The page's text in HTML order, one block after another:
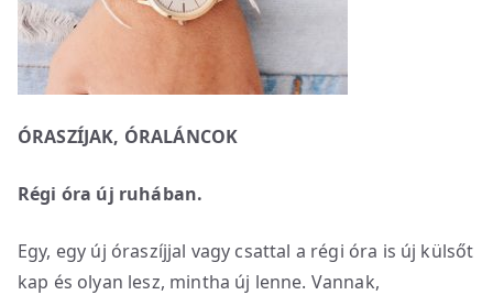
ÓRASZÍJAK, ÓRALÁNCOK
Régi óra új ruhában.
Egy, egy új óraszíjjal vagy csattal a régi óra is új külsőt
kap és olyan lesz, mintha új lenne. Vannak,